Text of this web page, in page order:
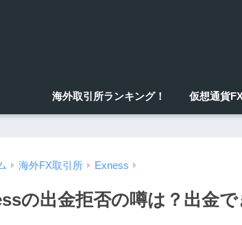
海外取引所ランキング！ 仮想通貨
海外FX取引所 Exness
の出金拒否の噂は？出金